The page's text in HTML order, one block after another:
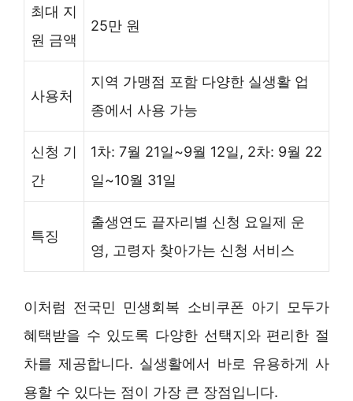
최대 지
원 금액
25만 원
사용처
지역 가맹점 포함 다양한 실생활 업
종에서 사용 가능
신청 기
간
1차: 7월 21일~9월 12일, 2차: 9월 22
일~10월 31일
특징
출생연도 끝자리별 신청 요일제 운
영, 고령자 찾아가는 신청 서비스
이처럼 전국민 민생회복 소비쿠폰 아기 모두가
혜택받을 수 있도록 다양한 선택지와 편리한 절
차를 제공합니다. 실생활에서 바로 유용하게 사
용할 수 있다는 점이 가장 큰 장점입니다.